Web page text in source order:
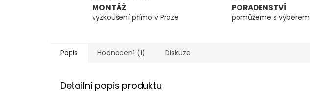
MONTÁŽ
vyzkoušení přímo v Praze
PORADENSTVÍ
pomůžeme s výběrem
Popis Hodnocení (1) Diskuze
Detailní popis produktu